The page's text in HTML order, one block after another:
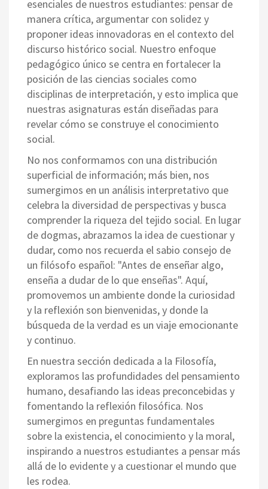
esenciales de nuestros estudiantes: pensar de
manera crítica, argumentar con solidez y
proponer ideas innovadoras en el contexto del
discurso histórico social. Nuestro enfoque
pedagógico único se centra en fortalecer la
posición de las ciencias sociales como
disciplinas de interpretación, y esto implica que
nuestras asignaturas están diseñadas para
revelar cómo se construye el conocimiento
social.
No nos conformamos con una distribución
superficial de información; más bien, nos
sumergimos en un análisis interpretativo que
celebra la diversidad de perspectivas y busca
comprender la riqueza del tejido social. En lugar
de dogmas, abrazamos la idea de cuestionar y
dudar, como nos recuerda el sabio consejo de
un filósofo español: "Antes de enseñar algo,
enseña a dudar de lo que enseñas". Aquí,
promovemos un ambiente donde la curiosidad
y la reflexión son bienvenidas, y donde la
búsqueda de la verdad es un viaje emocionante
y continuo.
En nuestra sección dedicada a la Filosofía,
exploramos las profundidades del pensamiento
humano, desafiando las ideas preconcebidas y
fomentando la reflexión filosófica. Nos
sumergimos en preguntas fundamentales
sobre la existencia, el conocimiento y la moral,
inspirando a nuestros estudiantes a pensar más
allá de lo evidente y a cuestionar el mundo que
les rodea.